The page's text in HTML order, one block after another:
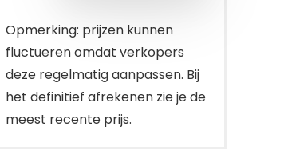
Opmerking: prijzen kunnen
fluctueren omdat verkopers
deze regelmatig aanpassen. Bij
het definitief afrekenen zie je de
meest recente prijs.